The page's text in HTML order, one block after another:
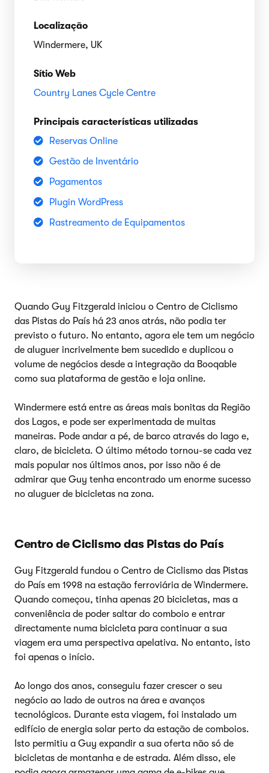
Localização
Windermere, UK
Sítio Web
Country Lanes Cycle Centre
Principais características utilizadas
Reservas Online
Gestão de Inventário
Pagamentos
Plugin WordPress
Rastreamento de Equipamentos
Quando Guy Fitzgerald iniciou o Centro de Ciclismo
das Pistas do País há 23 anos atrás, não podia ter
previsto o futuro. No entanto, agora ele tem um negócio
de aluguer incrivelmente bem sucedido e duplicou o
volume de negócios desde a integração da Booqable
como sua plataforma de gestão e loja online.
Windermere está entre as áreas mais bonitas da Região
dos Lagos, e pode ser experimentada de muitas
maneiras. Pode andar a pé, de barco através do lago e,
claro, de bicicleta. O último método tornou-se cada vez
mais popular nos últimos anos, por isso não é de
admirar que Guy tenha encontrado um enorme sucesso
no aluguer de bicicletas na zona.
Centro de Ciclismo das Pistas do País
Guy Fitzgerald fundou o Centro de Ciclismo das Pistas
do País em 1998 na estação ferroviária de Windermere.
Quando começou, tinha apenas 20 bicicletas, mas a
conveniência de poder saltar do comboio e entrar
directamente numa bicicleta para continuar a sua
viagem era uma perspectiva apelativa. No entanto, isto
foi apenas o início.
Ao longo dos anos, conseguiu fazer crescer o seu
negócio ao lado de outros na área e avanços
tecnológicos. Durante esta viagem, foi instalado um
edifício de energia solar perto da estação de comboios.
Isto permitiu a Guy expandir a sua oferta não só de
bicicletas de montanha e de estrada. Além disso, ele